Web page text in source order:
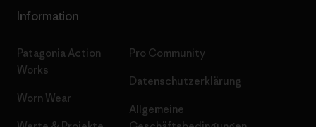
Information
Patagonia Action
Works
Worn Wear
Pro Community
Datenschutzerklärung
Allgemeine